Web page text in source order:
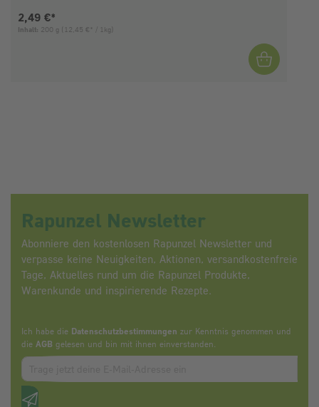
Aktueller Preis:
2,49 €*
Inhalt: 200 g (12,45 €* / 1kg)
Rapunzel Newsletter
Abonniere den kostenlosen Rapunzel Newsletter und
verpasse keine Neuigkeiten, Aktionen, versandkostenfreie
Tage, Aktuelles rund um die Rapunzel Produkte,
Warenkunde und inspirierende Rezepte.
Ich habe die Datenschutzbestimmungen zur Kenntnis genommen und
die AGB gelesen und bin mit ihnen einverstanden.
Zum abbonieren des Newsletters, bitte E-Mail Adresse